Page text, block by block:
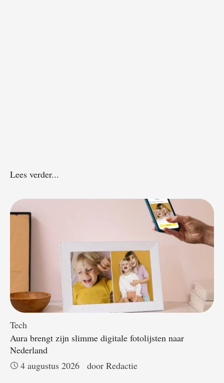
Lees verder...
Tech
Aura brengt zijn slimme digitale fotolijsten naar
Nederland
4 augustus 2026
door Redactie